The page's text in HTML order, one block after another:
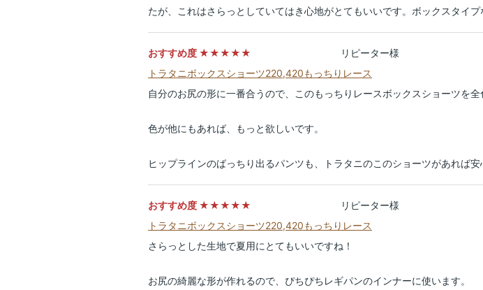
たが、これはさらっとしていてはき心地がとてもいいです。ボックスタイ
おすすめ度 ★★★★★
リピーター様
トラタニボックスショーツ220,420もっちりレース
自分のお尻の形に一番合うので、このもっちりレースボックスショーツを全
色が他にもあれば、もっと欲しいです。
ヒップラインのばっちり出るパンツも、トラタニのこのショーツがあれば安
おすすめ度 ★★★★★
リピーター様
トラタニボックスショーツ220,420もっちりレース
さらっとした生地で夏用にとてもいいですね！
お尻の綺麗な形が作れるので、ぴちぴちレギパンのインナーに使います。